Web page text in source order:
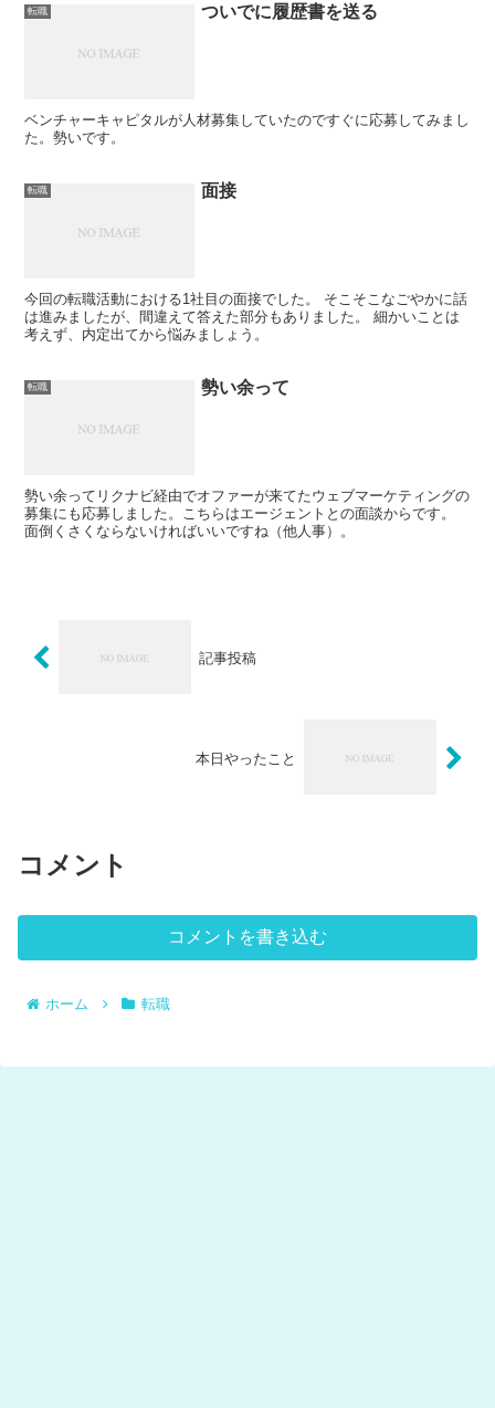
転職 ついでに履歴書を送る
ベンチャーキャピタルが人材募集していたのですぐに応募してみまし
た。勢いです。
転職 面接
今回の転職活動における1社目の面接でした。 そこそこなごやかに話
は進みましたが、間違えて答えた部分もありました。 細かいことは
考えず、内定出てから悩みましょう。
転職 勢い余って
勢い余ってリクナビ経由でオファーが来てたウェブマーケティングの
募集にも応募しました。こちらはエージェントとの面談からです。
面倒くさくならないければいいですね（他人事）。
記事投稿
本日やったこと
コメント
コメントを書き込む
ホーム 転職